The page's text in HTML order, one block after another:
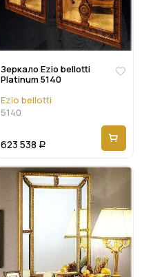
Зеркало Ezio bellotti
Platinum 5140
Ezio bellotti
5140
623 538 Р